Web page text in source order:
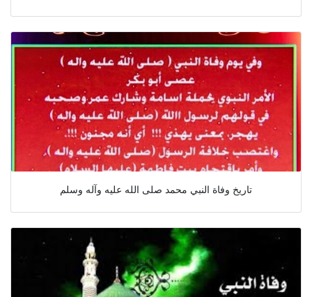
تاريخ وفاة النبي محمد صلى الله عليه وآله وسلم